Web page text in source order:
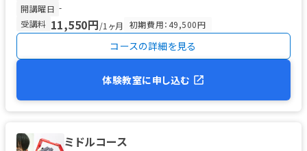
開講曜日 -
受講料 11,550円/1ヶ月 初期費用：49,500円
コースの詳細を見る
体験教室に申し込む
ミドルコース